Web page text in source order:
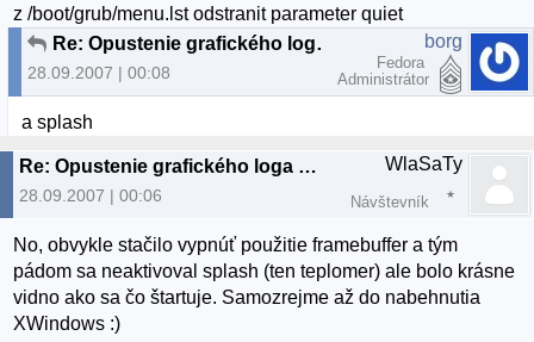
z /boot/grub/menu.lst odstranit parameter quiet
Re: Opustenie grafického loga pri bootovaní?
28.09.2007 | 00:08
borg
Fedora
Administrátor
a splash
Re: Opustenie grafického loga pri bootovaní?
28.09.2007 | 00:06
WlaSaTy
Návštevník
No, obvykle stačilo vypnúť použitie framebuffer a tým
pádom sa neaktivoval splash (ten teplomer) ale bolo krásne
vidno ako sa čo štartuje. Samozrejme až do nabehnutia
XWindows :)